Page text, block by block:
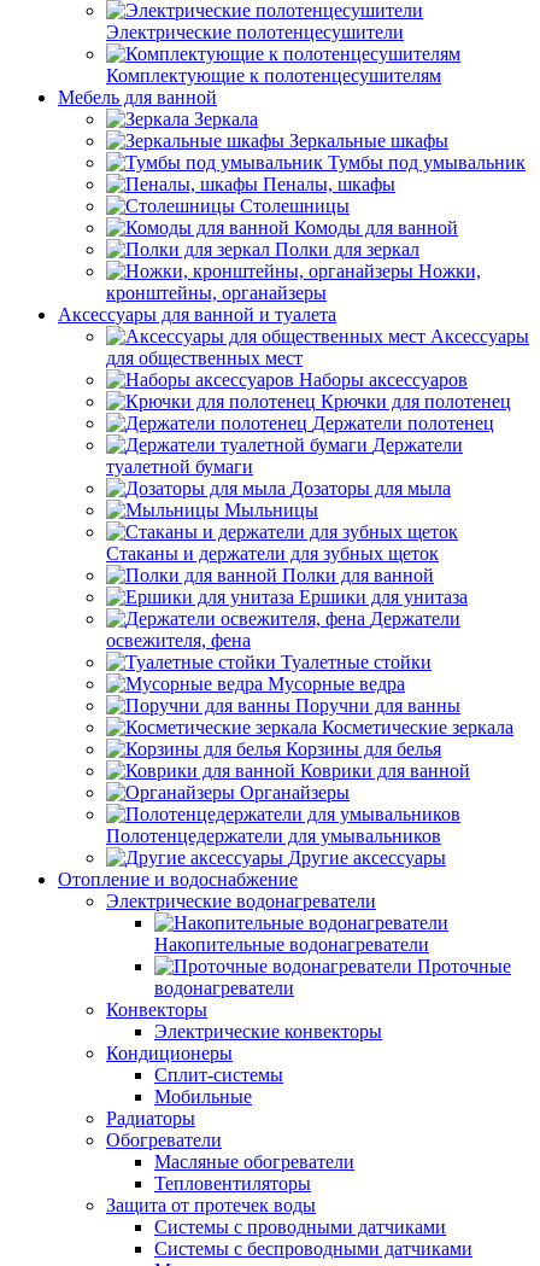
Электрические полотенцесушители
Комплектующие к полотенцесушителям
Мебель для ванной
Зеркала
Зеркальные шкафы
Тумбы под умывальник
Пеналы, шкафы
Столешницы
Комоды для ванной
Полки для зеркал
Ножки,
кронштейны, органайзеры
Аксессуары для ванной и туалета
Аксессуары
для общественных мест
Наборы аксессуаров
Крючки для полотенец
Держатели полотенец
Держатели
туалетной бумаги
Дозаторы для мыла
Мыльницы
Стаканы и держатели для зубных щеток
Полки для ванной
Ершики для унитаза
Держатели
освежителя, фена
Туалетные стойки
Мусорные ведра
Поручни для ванны
Косметические зеркала
Корзины для белья
Коврики для ванной
Органайзеры
Полотенцедержатели для умывальников
Другие аксессуары
Отопление и водоснабжение
Электрические водонагреватели
Накопительные водонагреватели
Проточные
водонагреватели
Конвекторы
Электрические конвекторы
Кондиционеры
Сплит-системы
Мобильные
Радиаторы
Обогреватели
Масляные обогреватели
Тепловентиляторы
Защита от протечек воды
Системы с проводными датчиками
Системы с беспроводными датчиками